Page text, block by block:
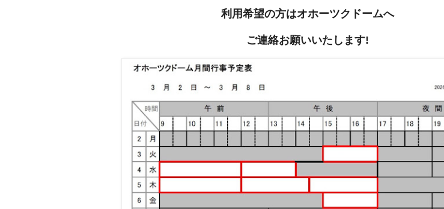
利用希望の方はオホーツクドームへ
ご連絡お願いいたします!